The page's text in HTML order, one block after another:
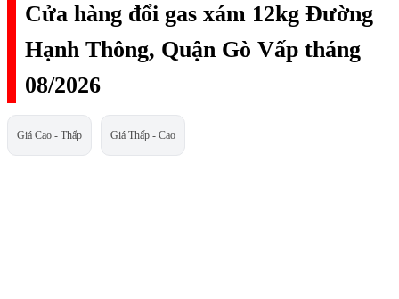
Cửa hàng đổi gas xám 12kg Đường
Hạnh Thông, Quận Gò Vấp tháng
08/2026
Giá Cao - Thấp Giá Thấp - Cao